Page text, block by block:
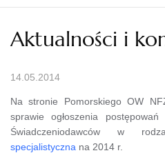
Aktualności i
14.05.2014
Na stronie Pomorskiego OW
sprawie ogłoszenia
Świadczeniodawców w
specjalistyczna na 2014 r.